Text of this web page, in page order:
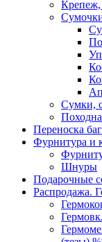
Сумки,
Переноска
Фурнитура и
Шнуры
Подарочные
Распродажа.